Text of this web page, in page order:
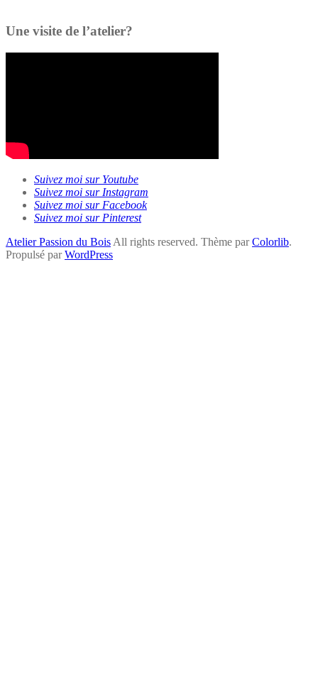
Une visite de l’atelier?
Suivez moi sur Youtube
Suivez moi sur Instagram
Suivez moi sur Facebook
Suivez moi sur Pinterest
Atelier Passion du Bois All rights reserved. Thème parColorlib.
Propulsé parWordPress